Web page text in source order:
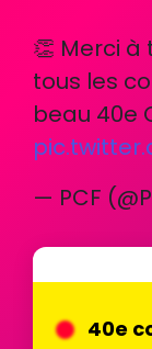
👏 Merci à
tous les
beau 40e
— PCF
40e